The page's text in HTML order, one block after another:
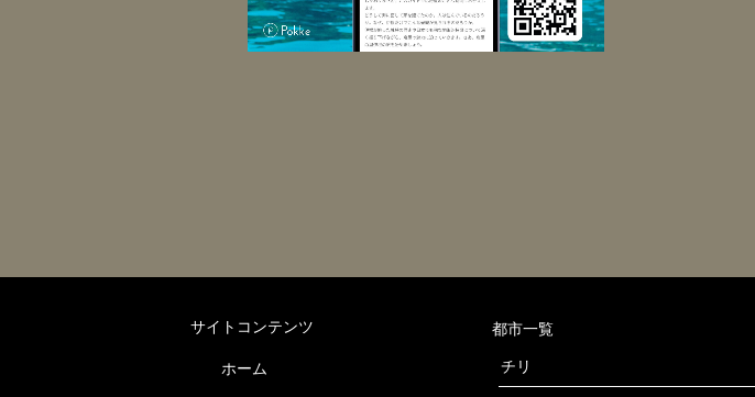
サイトコンテンツ
ホーム
都市一覧
チリ